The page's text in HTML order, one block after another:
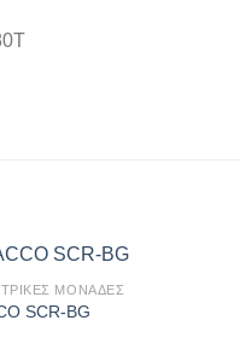
ΜΟΝΑΔΕΣ
SCR-BG